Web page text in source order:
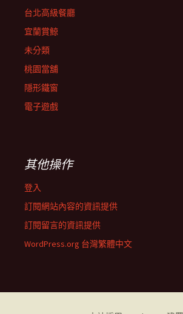
台北高級餐廳
宜蘭賞鯨
未分類
桃園當舖
隱形鐵窗
電子遊戲
其他操作
登入
訂閱網站內容的資訊提供
訂閱留言的資訊提供
WordPress.org 台灣繁體中文